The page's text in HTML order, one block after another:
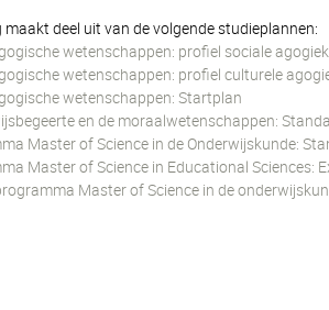
maakt deel uit van de volgende studieplannen:
wetenschappen: profiel sociale agogiek
wetenschappen: profiel culturele
wetenschappen: Startplan
en de moraalwetenschappen:
Master of Science in de Onderwijskunde:
Master of Science in Educational Sciences:
Master of Science in de